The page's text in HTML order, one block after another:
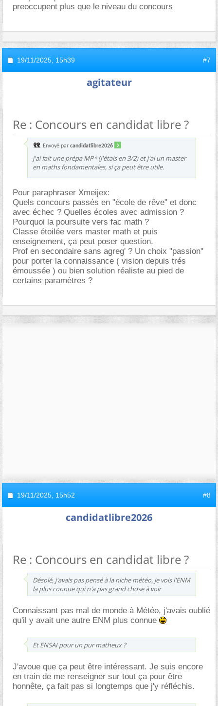
preoccupent plus que le niveau du concours
19/11/2025, 15h39 #7
agitateur
Re : Concours en candidat libre ?
Envoyé par candidatlibre2026
j'ai fait une prépa MP* (j'étais en 3/2) et j'ai un master
en maths fondamentales, si ça peut être utile.
Pour paraphraser Xmeijex:
Quels concours passés en "école de rêve" et donc
avec échec ? Quelles écoles avec admission ?
Pourquoi la poursuite vers fac math ?
Classe étoilée vers master math et puis
enseignement, ça peut poser question.
Prof en secondaire sans agreg' ? Un choix "passion"
pour porter la connaissance ( vision depuis trés
émoussée ) ou bien solution réaliste au pied de
certains paramètres ?
19/11/2025, 15h52 #8
candidatlibre2026
Re : Concours en candidat libre ?
Désolé, j'avais pas pensé à la niche météo, je vois l'ENM
la plus connue qui n'a pas grand chose à voir
Connaissant pas mal de monde à Météo, j'avais oublié
qu'il y avait une autre ENM plus connue
Et ENSAI pour un pur matheux ?
J'avoue que ça peut être intéressant. Je suis encore
en train de me renseigner sur tout ça pour être
honnête, ça fait pas si longtemps que j'y réfléchis.